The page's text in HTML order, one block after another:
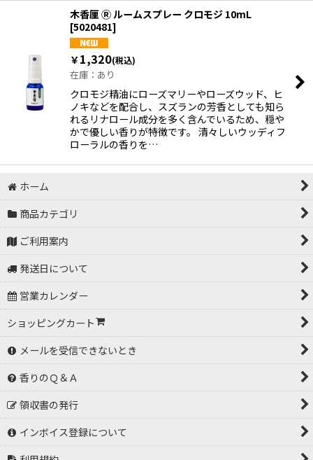
木香厘 Ⓡ ルームスプレー クロモジ 10mL
[5020481]
￥ 1,320(税込)
在庫：あり
クロモジ精油にローズマリーやローズウッド、ヒ
ノキなどを配合し、スズランの芳香としても知ら
れるリナロール成分を多く含んでいるため、穏や
かで優しい香りが特徴です。 清々しいウッディフ
ローラルの香りを…
ホーム
商品カテゴリ
ご利用案内
発送日について
営業カレンダー
ショッピングカート
メールを受信できないとき
香りのＱ＆Ａ
領収書の発行
インボイス登録について